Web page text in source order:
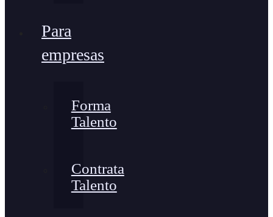
Para
empresas
Forma
Talento
Contrata
Talento